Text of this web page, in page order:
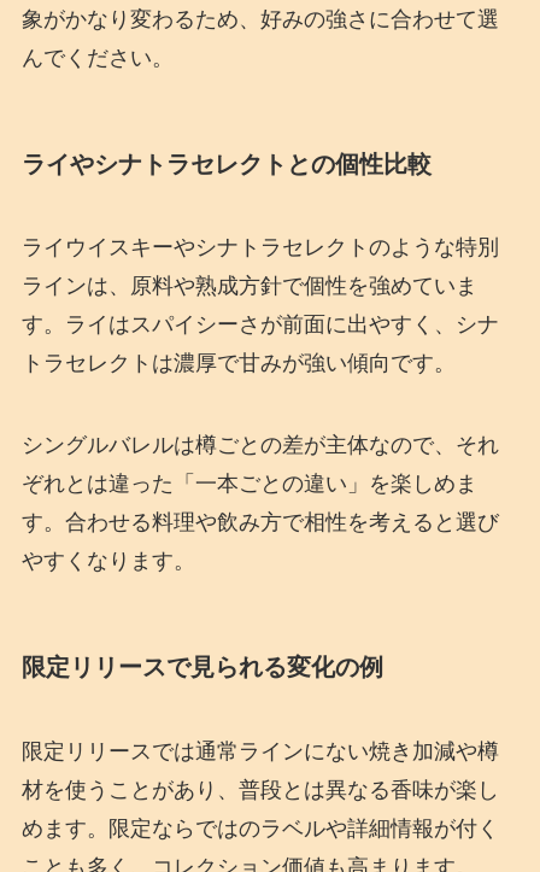
象がかなり変わるため、好みの強さに合わせて選
んでください。
ライやシナトラセレクトとの個性比較
ライウイスキーやシナトラセレクトのような特別
ラインは、原料や熟成方針で個性を強めていま
す。ライはスパイシーさが前面に出やすく、シナ
トラセレクトは濃厚で甘みが強い傾向です。
シングルバレルは樽ごとの差が主体なので、それ
ぞれとは違った「一本ごとの違い」を楽しめま
す。合わせる料理や飲み方で相性を考えると選び
やすくなります。
限定リリースで見られる変化の例
限定リリースでは通常ラインにない焼き加減や樽
材を使うことがあり、普段とは異なる香味が楽し
めます。限定ならではのラベルや詳細情報が付く
ことも多く、コレクション価値も高まります。